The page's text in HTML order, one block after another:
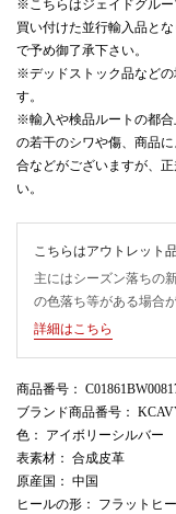
※こちらはジェイドグル
買い付けた並行輸入品と
で予め御了承下さい。
※デッドストック品などの
す。
※輸入や検品ルートの都
の若干のシワや傷、商品
合などがございますが、
い。
こちらはアウトレット品
主にはシーズン落ちの
の色落ち等がある場合
詳細はこちら
商品番号 ：
ブランド商品番号 ：
色 ： アイボリーシルバー
表素材 ： 合成皮革
原産国 ： 中国
ヒールの形 ： フラットヒ